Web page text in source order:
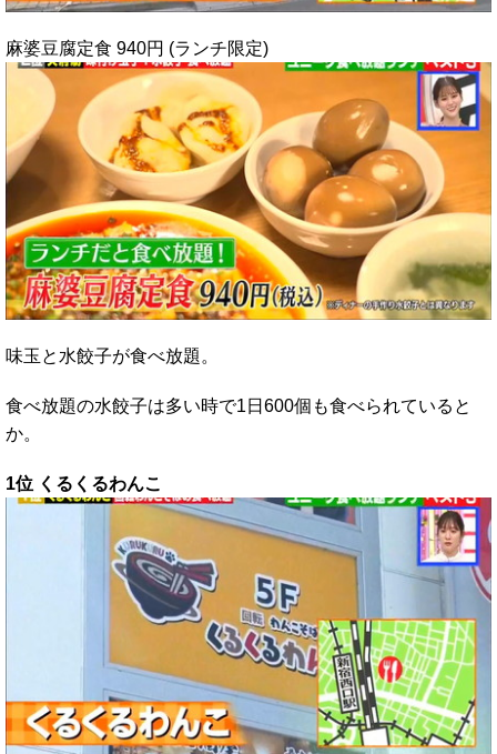
麻婆豆腐定食 940円 (ランチ限定)
味玉と水餃子が食べ放題。
食べ放題の水餃子は多い時で1日600個も食べられていると
か。
1位 くるくるわんこ